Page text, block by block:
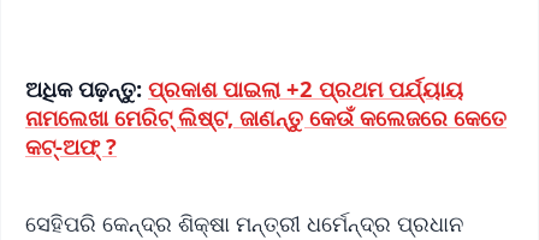
ଅଧିକ ପଢ଼ନ୍ତୁ: ପ୍ରକାଶ ପାଇଲା +2 ପ୍ରଥମ ପର୍ଯ୍ୟାୟ
ନାମଲେଖା ମେରିଟ୍‌ ଲିଷ୍ଟ, ଜାଣନ୍ତୁ କେଉଁ କଲେଜରେ କେତେ
କଟ୍-ଅଫ୍ ?
ସେହିପରି କେନ୍ଦ୍ର ଶିକ୍ଷା ମନ୍ତ୍ରୀ ଧର୍ମେନ୍ଦ୍ର ପ୍ରଧାନ